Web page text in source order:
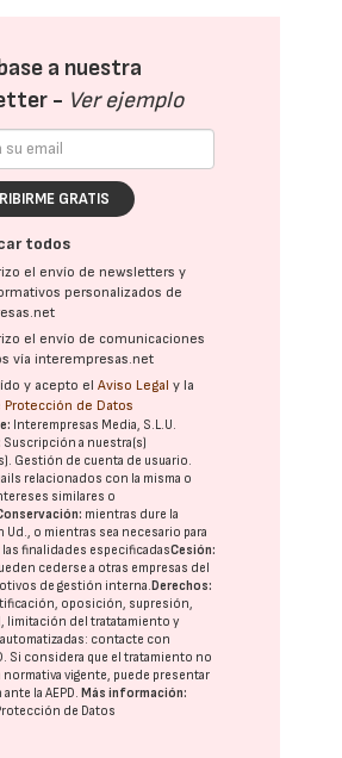
a nuestra
- Ver ejemplo
GRATIS
todos
el envío de newsletters y
personalizados de
el envío de comunicaciones
vía interempresas.net
y acepto elAviso Legal y la
Protección de Datos
Interempresas Media, S.L.U.
Suscripción a nuestra(s)
Gestión de cuenta de usuario.
relacionados con la misma o
similares o
mientras dure la
Ud., o mientras sea necesario para
las finalidades especificadasCesión:
cederse a otras empresas del
de gestión interna.Derechos:
oposición, supresión,
limitación del tratatamiento y
contacte con
. Si considera que el tratamiento no
normativa vigente, puede presentar
ante laAEPD.Más información:
de Datos